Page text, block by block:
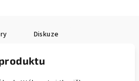
Diskuze